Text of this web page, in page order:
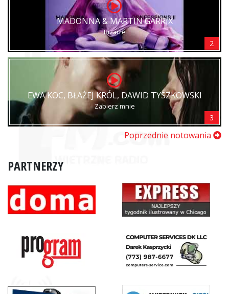
MADONNA & MARTIN GARRIX
Bizarre
2
EWA KOC, BŁAŻEJ KRÓL, DAWID TYSZKOWSKI
Zabierz mnie
3
Poprzednie notowania
PARTNERZY